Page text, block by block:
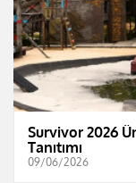
Survivor 2026
Tanıtımı
09/06/2026